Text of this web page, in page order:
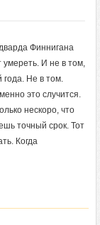
Финнигана
И не в том,
года. Не в том.
это случится.
нескоро, что
точный срок. Тот
Когда